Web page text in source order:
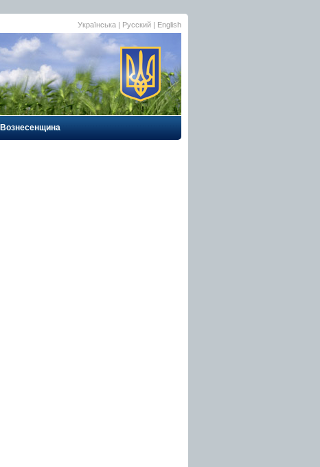
Українська | Русский | English
Вознесенщина